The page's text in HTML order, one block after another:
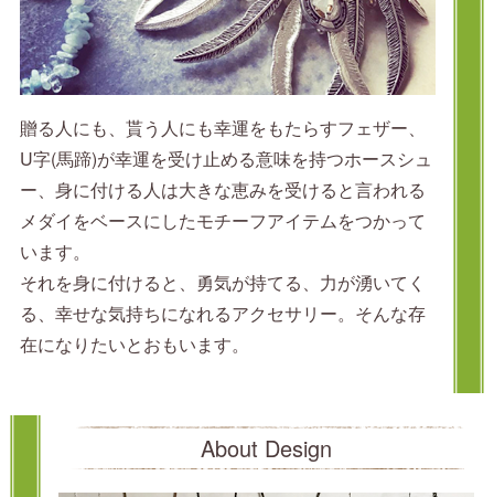
贈る人にも、貰う人にも幸運をもたらすフェザー、
U字(馬蹄)が幸運を受け止める意味を持つホースシュ
ー、身に付ける人は大きな恵みを受けると言われる
メダイをベースにしたモチーフアイテムをつかって
います。
それを身に付けると、勇気が持てる、力が湧いてく
る、幸せな気持ちになれるアクセサリー。そんな存
在になりたいとおもいます。
About Design